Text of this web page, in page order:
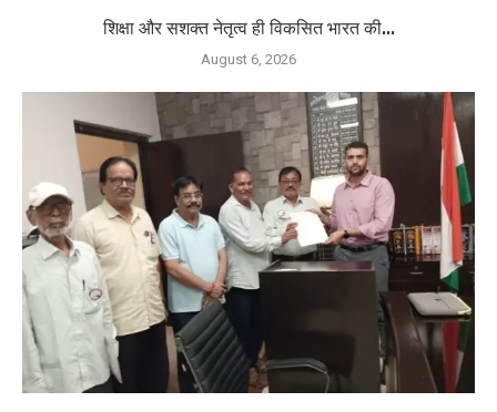
शिक्षा और सशक्त नेतृत्व ही विकसित भारत की...
August 6, 2026